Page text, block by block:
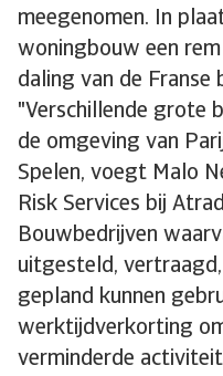
meegenomen. In
woningbouw een
daling van de Franse
"Verschillende grote
de omgeving van
Spelen, voegt Malo
Risk Services bij
Bouwbedrijven
uitgesteld,
gepland kunnen
werktijdverkorting
verminderde